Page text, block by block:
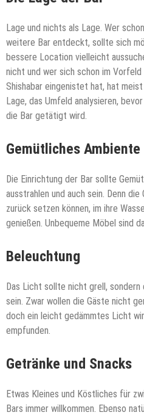
Lage und nichts als Lage. Wer
weitere Bar entdeckt, sollte sich
bessere Location vielleicht
nicht und wer sich schon im
Shishabar eingenistet hat, hat
Lage, das Umfeld analysieren,
die Bar getätigt wird.
Gemütliches Ambiente
Die Einrichtung der Bar sollte
ausstrahlen und auch sein. Denn
zurück setzen können, im ihre
genießen. Unbequeme Möbel sind
Beleuchtung
Das Licht sollte nicht grell,
sein. Zwar wollen die Gäste nicht
doch ein leicht gedämmtes Licht
empfunden.
Getränke und Snacks
Etwas Kleines und Köstliches für
Bars immer willkommen. Ebenso